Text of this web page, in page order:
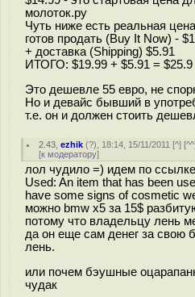
молоток.ру
Чуть ниже есть реальная
готов продать (Buy It Now) -
+ доставка (Shipping) $5.91
ИТОГО: $19.99 + $5.91 = $25.9
Это дешевле 55 евро, не
Но и девайс бывший в
т.е. он и должен стоить
2.43 ,ezhik (?), 18:14, 15/11/2011 [^] [^^
[к модератору]
лол чудило =) идем по
Used: An item that has been
have some signs of cosmetic
можно bmw x5 за 15$
потому что владельцу лень
да он еще сам денег за свою
лень.
или почем бэушные
чудак